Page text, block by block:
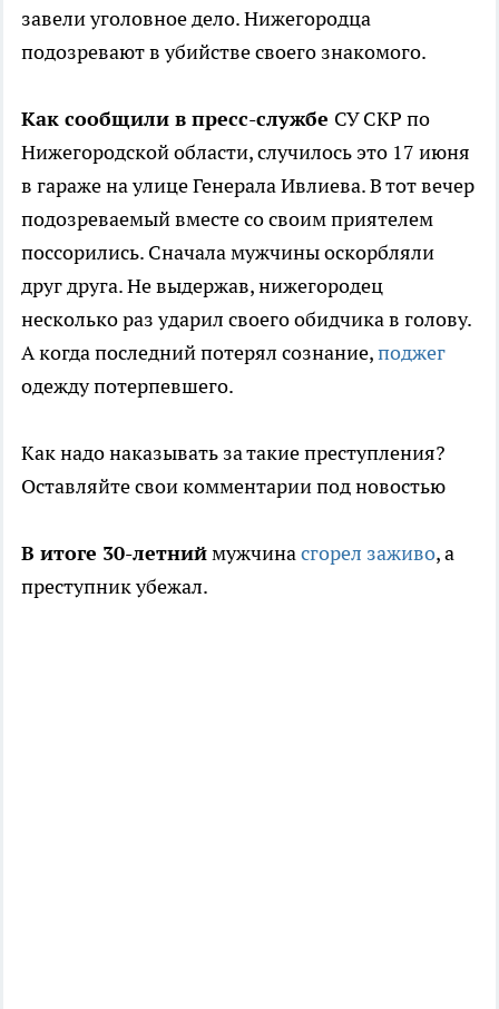
завели уголовное дело. Нижегородца
подозревают в убийстве своего знакомого.
Как сообщили в пресс-службе СУ СКР по
Нижегородской области, случилось это 17 июня
в гараже на улице Генерала Ивлиева. В тот вечер
подозреваемый вместе со своим приятелем
поссорились. Сначала мужчины оскорбляли
друг друга. Не выдержав, нижегородец
несколько раз ударил своего обидчика в голову.
А когда последний потерял сознание,поджег
одежду потерпевшего.
Как надо наказывать за такие преступления?
Оставляйте свои комментарии под новостью
В итоге 30-летниймужчинасгорел заживо, а
преступник убежал.